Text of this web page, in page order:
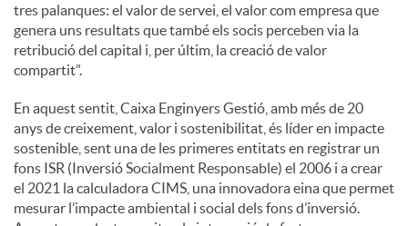
tres palanques: el valor de servei, el valor com empresa que
genera uns resultats que també els socis perceben via la
retribució del capital i, per últim, la creació de valor
compartit”.
En aquest sentit, Caixa Enginyers Gestió, amb més de 20
anys de creixement, valor i sostenibilitat, és líder en impacte
sostenible, sent una de les primeres entitats en registrar un
fons ISR (Inversió Socialment Responsable) el 2006 i a crear
el 2021 la calculadora CIMS, una innovadora eina que permet
mesurar l’impacte ambiental i social dels fons d’inversió.